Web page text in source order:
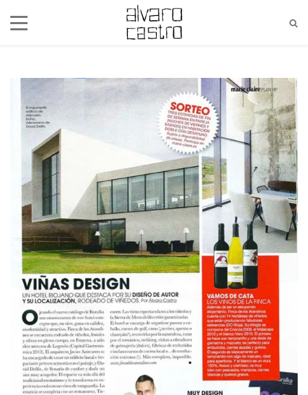
alvaro@alvarocastro.com